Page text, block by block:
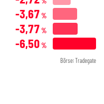
-3,67 %
-3,77 %
-6,50 %
Börse: Tradegate